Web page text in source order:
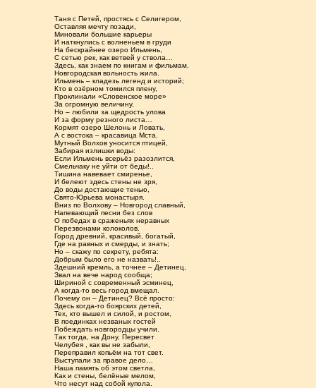
Таня с Петей, простясь с Селигером,
Оставляя мечту позади,
Миновали большие карьеры
И наткнулись с волненьем в груди
На бескрайнее озеро Ильмень,
С сетью рек, как ветвей у ствола…
Здесь, как знаем по книгам и фильмам,
Новгородская вольность жила.
Ильмень – кладезь легенд и историй;
Кто в озёрном томился плену,
Проклинали «Словенское море»
За огромную величину,
Но – любили за щедрость улова
И за форму резного листа…
Кормят озеро Шелонь и Ловать,
А с востока – красавица Мста.
Мутный Волхов уносится птицей,
Забирая излишки воды:
Если Ильмень всерьёз разозлится,
Смельчаку не уйти от беды!..
Тишина навевает смиренье,
И белеют здесь стены не зря,
До воды достающие тенью,
Свято-Юрьева монастыря.
Вниз по Волхову – Новгород славный,
Напевающий песни без слов
О победах в сраженьях неравных
Перезвонами колоколов.
Город древний, красивый, богатый,
Где на равных и смерды, и знать;
Но – скажу по секрету, ребята:
Добрым было его не назвать!..
Здешний кремль, а точнее – Детинец,
Звал на вече народ сообща;
Шириной с современный эсминец,
А когда-то весь город вмещал.
Почему он – Детинец? Всё просто:
Здесь когда-то боярских детей,
Тех, кто вышел и силой, и ростом,
В поединках незваных гостей
Побеждать новгородцы учили.
Так тогда, на Дону, Пересвет
Челубея , как вы не забыли,
Переправил копьём на тот свет.
Выступали за правое дело…
Наша память об этом светла,
Как и стены, белёные мелом,
Что несут над собой купола.